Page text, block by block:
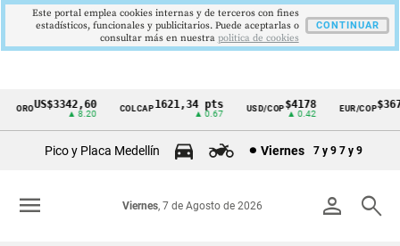
Cintillo
Colombia
OROUS$3342,60
▲ 8.20
COLCAP1621,34 pts
▲ 0.67
USD/COP$4178
▲ 0.42
EUR/COP$3672
Pico y Placa Medellín Viernes 7 y 9 7 y 9
person search
Viernes, 7 de Agosto de 2026
menu
Este portal emplea cookies internas y de terceros con fines
estadísticos, funcionales y publicitarios. Puede aceptarlas o
consultar más en nuestra politica de cookies
CONTINUAR